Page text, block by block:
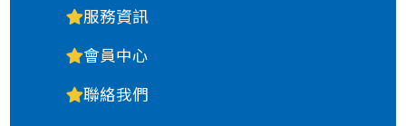
服務資訊
會員中心
聯絡我們